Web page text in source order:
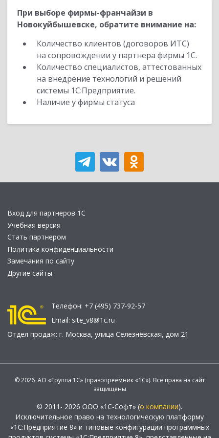
При выборе фирмы-франчайзи в
Новокуйбышевске, обратите внимание на:
Количество клиентов (договоров ИТС)
на сопровождении у партнера фирмы 1С.
Количество специалистов, аттестованных
на внедрение технологий и решений
системы 1С:Предприятие.
Наличие у фирмы статуса
Вход для партнеров 1С
Учебная версия
Стать партнером
Политика конфиденциальности
Замечания по сайту
Другие сайты
Телефон: +7 (495) 737-92-57
Email: site_v8@1c.ru
Отдел продаж: г. Москва, улица Селезнёвская, дом 21
© 2026 АО «Группа 1С» (правопреемник «1С»). Все права на сайт
защищены
© 2011- 2026 ООО «1С-Софт» (о компании).
Исключительное право на технологическую платформу
«1С:Предприятие 8» и типовые конфигурации программных